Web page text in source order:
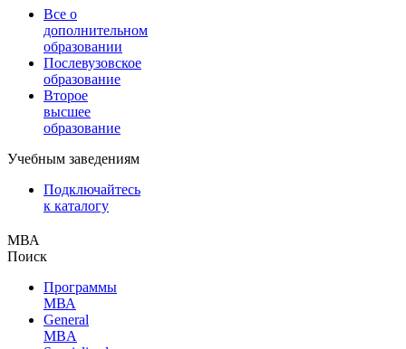
Все о
дополнительном
образовании
Послевузовское
образование
Второе
высшее
образование
Учебным заведениям
Подключайтесь
к каталогу
МВА
Поиск
Программы
МВА
General
MBA